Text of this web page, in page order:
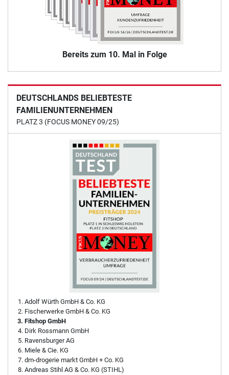
Bereits zum 10. Mal in Folge
DEUTSCHLANDS BELIEBTESTE
FAMILIENUNTERNEHMEN
PLATZ 3 (FOCUS MONEY 09/25)
Adolf Würth GmbH & Co. KG
Fischerwerke GmbH & Co. KG
Fitshop GmbH
Dirk Rossmann GmbH
Ravensburger AG
Miele & Cie. KG
dm-drogerie markt GmbH + Co. KG
Andreas Stihl AG & Co. KG (STIHL)